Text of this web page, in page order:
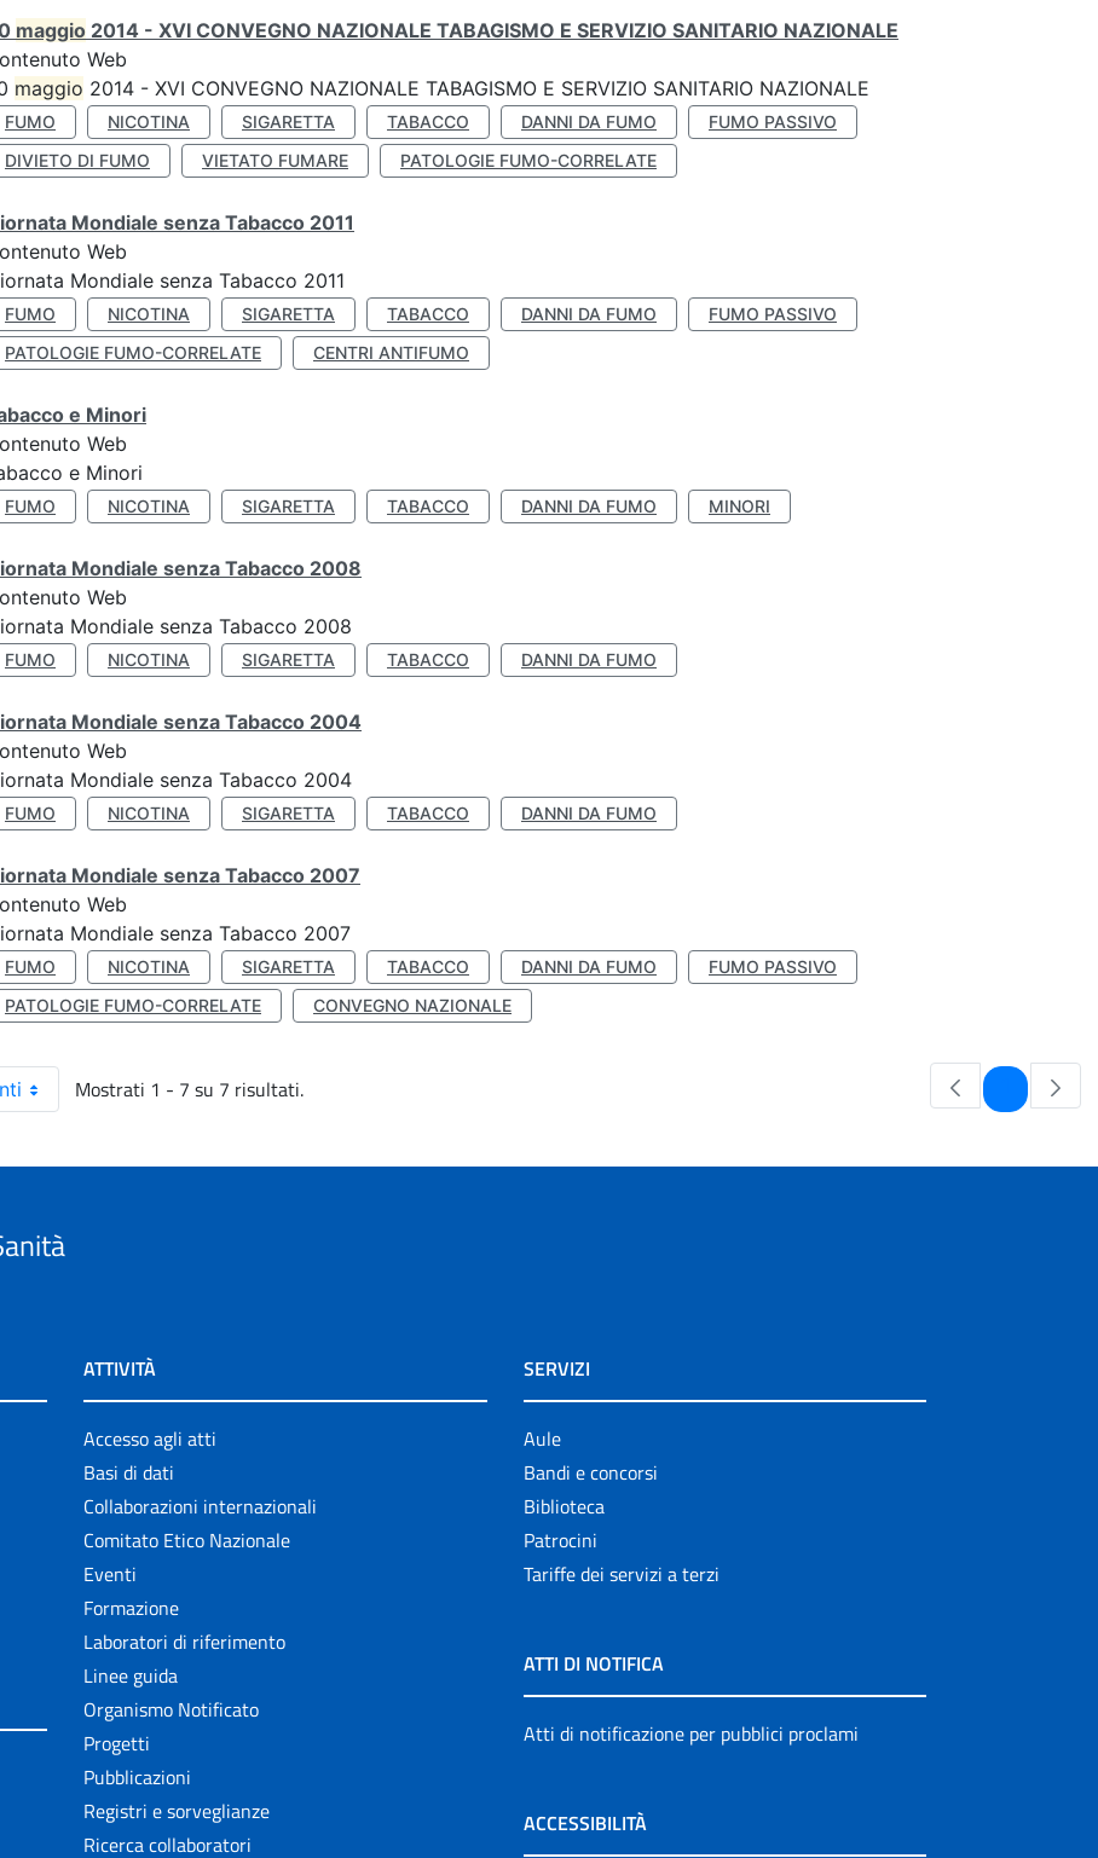
maggio 2014 - XVI CONVEGNO NAZIONALE TABAGISMO E SERVIZIO SANITARIO NAZIONALE
Web
maggio 2014 - XVI CONVEGNO NAZIONALE TABAGISMO E SERVIZIO SANITARIO NAZIONALE
FUMO NICOTINA SIGARETTA TABACCO DANNI DA FUMO
FUMO PASSIVO
DIVIETO DI FUMO
VIETATO FUMARE PATOLOGIE FUMO-CORRELATE
Mondiale senza Tabacco 2011
Web
Mondiale senza Tabacco 2011
FUMO NICOTINA SIGARETTA TABACCO DANNI DA FUMO
FUMO PASSIVO
PATOLOGIE FUMO-CORRELATE
CENTRI ANTIFUMO
e Minori
Web
e Minori
FUMO NICOTINA SIGARETTA TABACCO DANNI DA FUMO MINORI
Mondiale senza Tabacco 2008
Web
Mondiale senza Tabacco 2008
FUMO NICOTINA SIGARETTA TABACCO DANNI DA FUMO
Mondiale senza Tabacco 2004
Web
Mondiale senza Tabacco 2004
FUMO NICOTINA SIGARETTA TABACCO DANNI DA FUMO
Mondiale senza Tabacco 2007
Web
Mondiale senza Tabacco 2007
FUMO NICOTINA SIGARETTA TABACCO DANNI DA FUMO
FUMO PASSIVO
PATOLOGIE FUMO-CORRELATE
CONVEGNO NAZIONALE
Mostrati 1 - 7 su 7 risultati. Pagina
ATTIVITÀ
Accesso agli atti
Basi di dati
Collaborazioni internazionali
Comitato Etico Nazionale
Eventi
Formazione
Laboratori di riferimento
Linee guida
Organismo Notificato
Progetti
Pubblicazioni
Registri e sorveglianze
Ricerca collaboratori
SERVIZI
Aule
Bandi e concorsi
Biblioteca
Patrocini
Tariffe dei servizi a terzi
ATTI DI NOTIFICA
Atti di notificazione per pubblici proclami
ACCESSIBILITÀ